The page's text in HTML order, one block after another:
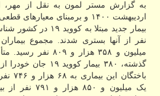
گذشته، ۳۸۰ بیمار
یک میلیون و